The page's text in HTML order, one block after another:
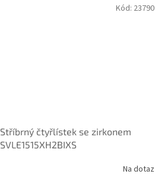
Stříbrný čtyřlístek se zirkonem
SVLE1515XH2BIXS
Na dotaz
Kód: 23790